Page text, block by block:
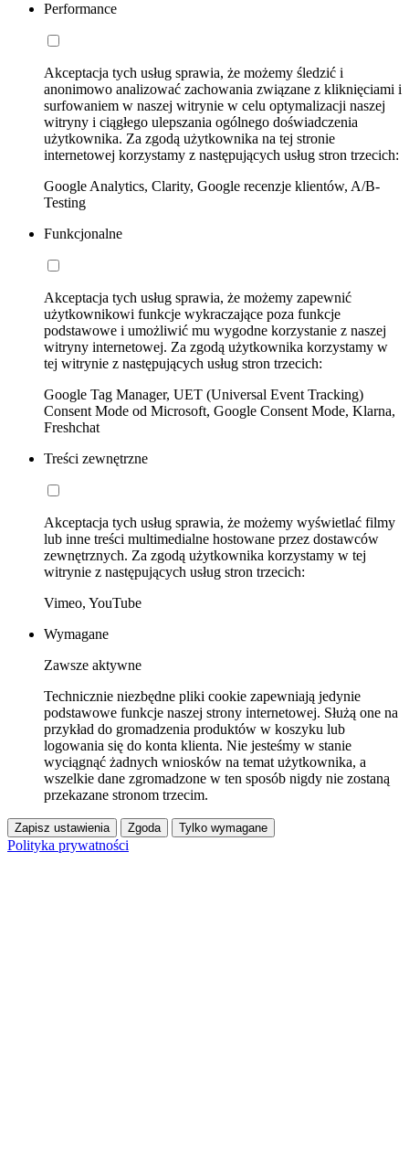
Performance
Akceptacja tych usług sprawia, że możemy śledzić i
anonimowo analizować zachowania związane z kliknięciami i
surfowaniem w naszej witrynie w celu optymalizacji naszej
witryny i ciągłego ulepszania ogólnego doświadczenia
użytkownika. Za zgodą użytkownika na tej stronie
internetowej korzystamy z następujących usług stron trzecich:
Google Analytics, Clarity, Google recenzje klientów, A/B-
Testing
Funkcjonalne
Akceptacja tych usług sprawia, że możemy zapewnić
użytkownikowi funkcje wykraczające poza funkcje
podstawowe i umożliwić mu wygodne korzystanie z naszej
witryny internetowej. Za zgodą użytkownika korzystamy w
tej witrynie z następujących usług stron trzecich:
Google Tag Manager, UET (Universal Event Tracking)
Consent Mode od Microsoft, Google Consent Mode, Klarna,
Freshchat
Treści zewnętrzne
Akceptacja tych usług sprawia, że możemy wyświetlać filmy
lub inne treści multimedialne hostowane przez dostawców
zewnętrznych. Za zgodą użytkownika korzystamy w tej
witrynie z następujących usług stron trzecich:
Vimeo, YouTube
Wymagane
Zawsze aktywne
Technicznie niezbędne pliki cookie zapewniają jedynie
podstawowe funkcje naszej strony internetowej. Służą one na
przykład do gromadzenia produktów w koszyku lub
logowania się do konta klienta. Nie jesteśmy w stanie
wyciągnąć żadnych wniosków na temat użytkownika, a
wszelkie dane zgromadzone w ten sposób nigdy nie zostaną
przekazane stronom trzecim.
Zapisz ustawienia Zgoda Tylko wymagane
Polityka prywatności